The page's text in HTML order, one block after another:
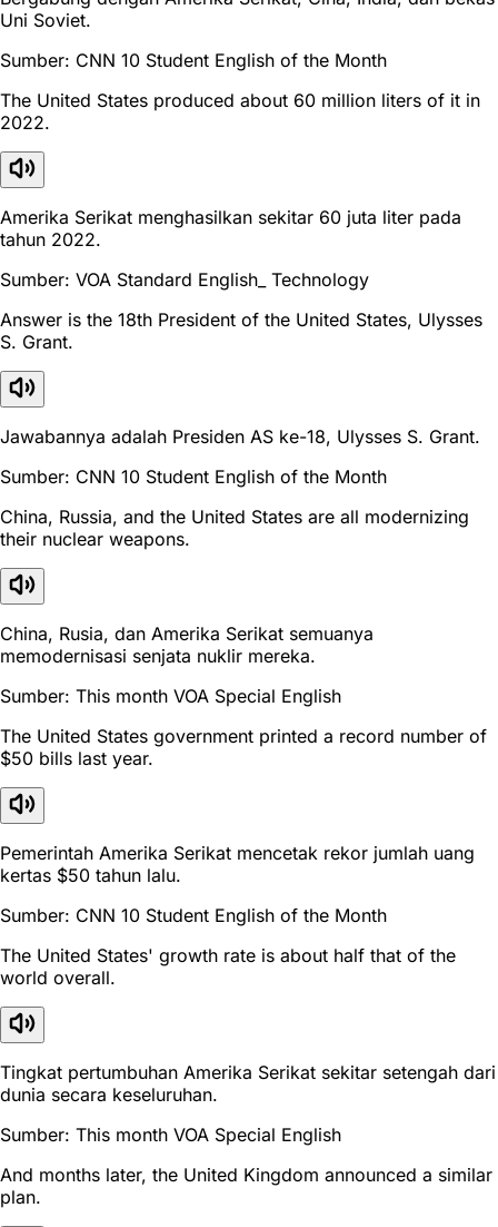
Uni Soviet.
Sumber: CNN 10 Student English of the Month
The United States produced about 60 million liters of it in
2022.
Amerika Serikat menghasilkan sekitar 60 juta liter pada
tahun 2022.
Sumber: VOA Standard English_ Technology
Answer is the 18th President of the United States, Ulysses
S. Grant.
Jawabannya adalah Presiden AS ke-18, Ulysses S. Grant.
Sumber: CNN 10 Student English of the Month
China, Russia, and the United States are all modernizing
their nuclear weapons.
China, Rusia, dan Amerika Serikat semuanya
memodernisasi senjata nuklir mereka.
Sumber: This month VOA Special English
The United States government printed a record number of
$50 bills last year.
Pemerintah Amerika Serikat mencetak rekor jumlah uang
kertas $50 tahun lalu.
Sumber: CNN 10 Student English of the Month
The United States' growth rate is about half that of the
world overall.
Tingkat pertumbuhan Amerika Serikat sekitar setengah dari
dunia secara keseluruhan.
Sumber: This month VOA Special English
And months later, the United Kingdom announced a similar
plan.